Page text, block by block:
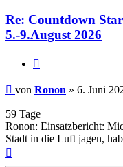
Re: Countdown
5.-9.August 2026
Beitrag
von Ronon » 6. Juni
59 Tage
Ronon: Einsatzbericht:
Stadt in die Luft jagen,